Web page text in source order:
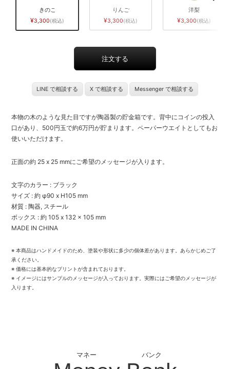
きのこ
3,300
りんご
3,300
洋梨
3,300
LINE で相談する X で相談する Messenger で相談する
本物の木のような見た目ですが陶器製の貯金箱です。背中にコインの投入
口があり、500円玉で約6万円が貯まります。ペーパーウエイトとしてもお
使いいただけます。
正面の約 25 x 25 mmにご希望のメッセージが入ります。
文字のカラー : ブラック
サイズ : 約 φ90 x H105 mm
材質 : 陶器, スチール
ボックス : 約 105 x 132 x 105 mm
MADE IN CHINA
※ 本商品はハンドメイドのため、塗装や形状に多少の個体差があります。あらかじめご了
承ください。
※ 価格には基本的なプリントが含まれております。
※ イメージにはサンプルのメッセージが入っております。実際にはご希望のメッセージが
入ります。
マネー バンク